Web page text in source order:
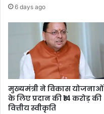
6 days ago
मुख्यमंत्री ने विकास योजनाओं
के लिए प्रदान की ₹14 करोड़ की
वित्तीय स्वीकृति